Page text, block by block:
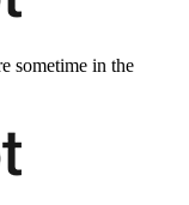
sometime in the